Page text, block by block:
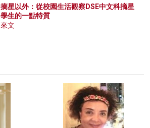
摘星以外：從校園生活觀察DSE中文科摘星
學生的一點特質
來文